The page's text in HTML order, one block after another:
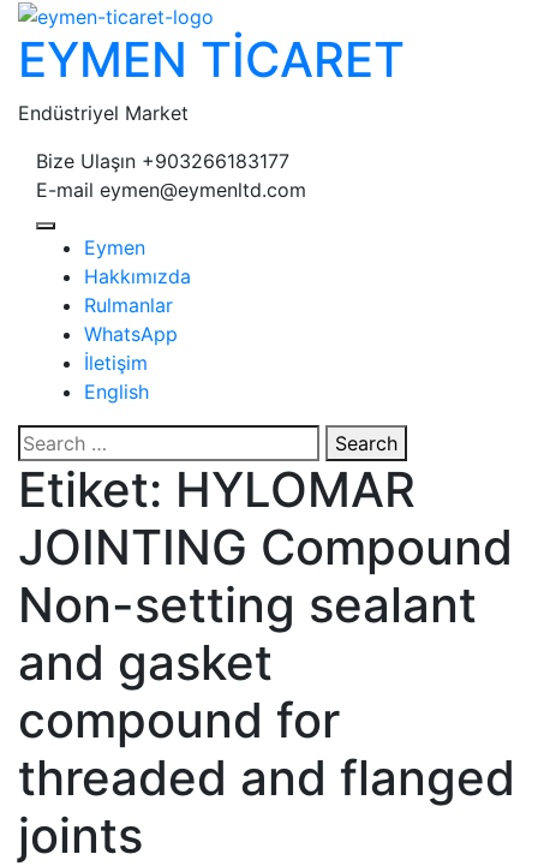
Skip
content
EYMEN TİCARET
Endüstriyel Market
Bize Ulaşın +903266183177
E-mail eymen@eymenltd.com
Open
Button
Eymen
Hakkımızda
Rulmanlar
WhatsApp
İletişim
English
Close
Button
Search
Etiket: HYLOMAR
JOINTING Compound
Non-setting sealant
and gasket
compound for
threaded and flanged
joints